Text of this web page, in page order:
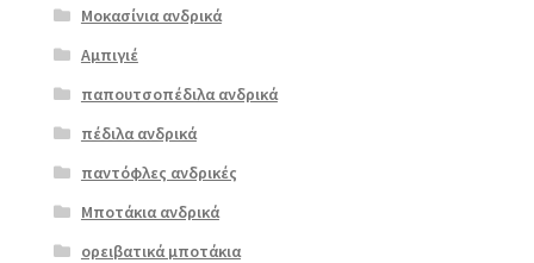
ΠΡΟΣΦΟΡΆ!
55.00
Original
price
€55.00.
€ 40.00Η
τρέχουσα
είναι:
€40.00.
επιλογές
μπορούν
επιλεγούν
στη
σελίδα
προϊόντος
Μοκασίνια ανδρικά
Αμπιγιέ
παπουτσοπέδιλα ανδρικά
πέδιλα ανδρικά
παντόφλες ανδρικές
Μποτάκια ανδρικά
ορειβατικά μποτάκια